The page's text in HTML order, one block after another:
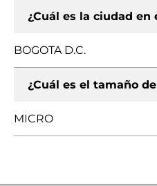
¿Cuál es la ciudad en
BOGOTA D.C.
¿Cuál es el tamaño
MICRO